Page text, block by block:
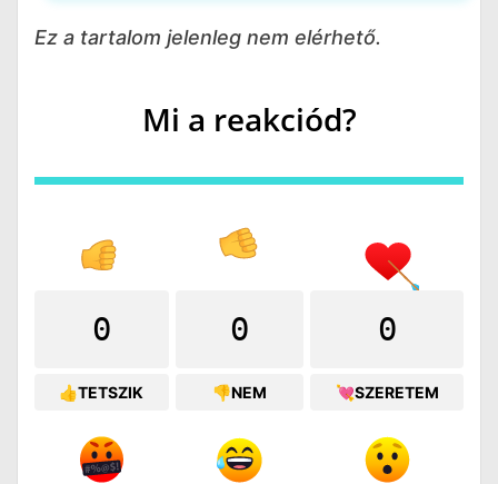
Ez a tartalom jelenleg nem elérhető.
Mi a reakciód?
0
👍TETSZIK
0
👎NEM
0
💘SZERETEM